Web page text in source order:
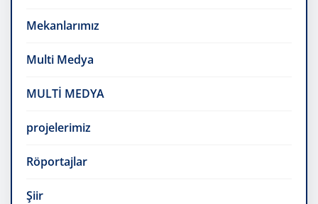
Mekanlarımız
Multi Medya
MULTİ MEDYA
projelerimiz
Röportajlar
Şiir